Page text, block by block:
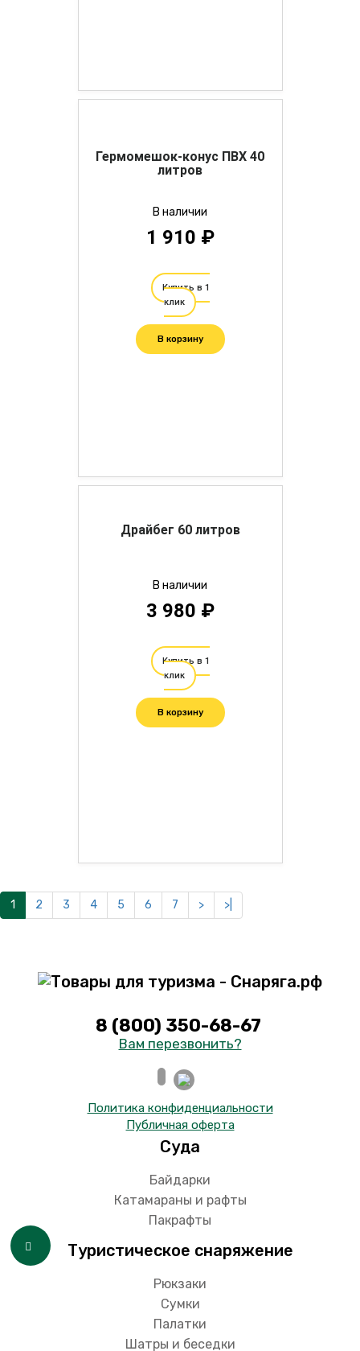
Гермомешок-конус ПВХ 40
литров
В наличии
1 910 ₽
Купить в 1
клик
В корзину
Драйбег 60 литров
В наличии
3 980 ₽
Купить в 1
клик
В корзину
1 2 3 4 5 6 7 > >|
8 (800) 350-68-67
Вам перезвонить?
Политика конфиденциальности
Публичная оферта
Суда
Байдарки
Катамараны и рафты
Пакрафты
Туристическое снаряжение
Рюкзаки
Сумки
Палатки
Шатры и беседки